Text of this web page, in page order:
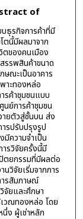
of
บธุรกิจการค้าที่มี
ตนี้มีผลมาจาก
ตของคนเมือง
รรพสินค้าขนาด
ษณะเป็นอาคาร
าะทองหล่อ
รค้าชุมชนแบบ
ย์การค้าชุมชน
ยตัวสู่ชั้นบน ส่ง
รปรับปรุงรูป
ความจำเป็น
รวิจัยครั้งนี้มี
ตยกรรมที่มีผลต่อ
นวิจัยเริ่มจากการ
ารสัมภาษณ์
จัยและศึกษา
วณทองหล่อ โดย
ง ผู้เช่าหลัก